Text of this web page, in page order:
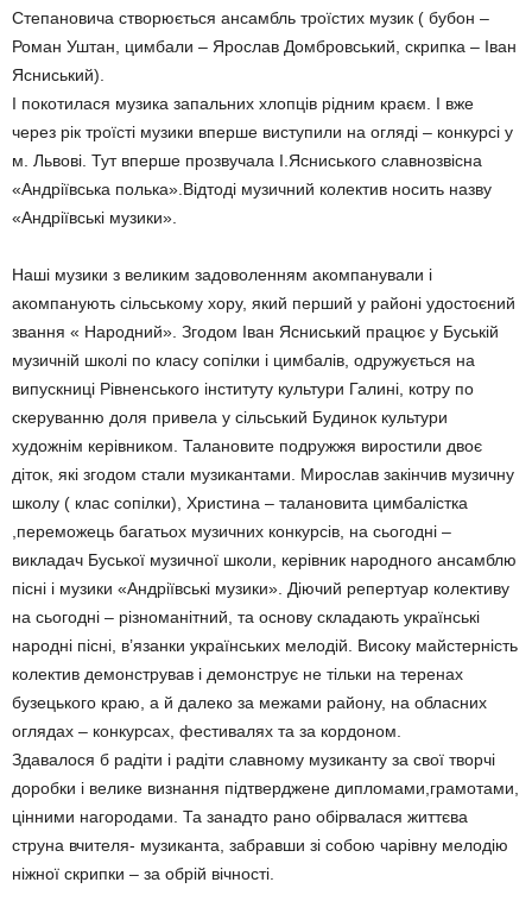
Степановича створюється ансамбль троїстих музик ( бубон –
Роман Уштан, цимбали – Ярослав Домбровський, скрипка – Іван
Ясниський).
І покотилася музика запальних хлопців рідним краєм. І вже
через рік троїсті музики вперше виступили на огляді – конкурсі у
м. Львові. Тут вперше прозвучала І.Ясниського славнозвісна
«Андріївська полька».Відтоді музичний колектив носить назву
«Андріївські музики».
Наші музики з великим задоволенням акомпанували і
акомпанують сільському хору, який перший у районі удостоєний
звання « Народний». Згодом Іван Ясниський працює у Буській
музичній школі по класу сопілки і цимбалів, одружується на
випускниці Рівненського інституту культури Галині, котру по
скеруванню доля привела у сільський Будинок культури
художнім керівником. Талановите подружжя виростили двоє
діток, які згодом стали музикантами. Мирослав закінчив музичну
школу ( клас сопілки), Христина – талановита цимбалістка
,переможець багатьох музичних конкурсів, на сьогодні –
викладач Буської музичної школи, керівник народного ансамблю
пісні і музики «Андріївські музики». Діючий репертуар колективу
на сьогодні – різноманітний, та основу складають українські
народні пісні, в’язанки українських мелодій. Високу майстерність
колектив демонстрував і демонструє не тільки на теренах
бузецького краю, а й далеко за межами району, на обласних
оглядах – конкурсах, фестивалях та за кордоном.
Здавалося б радіти і радіти славному музиканту за свої творчі
доробки і велике визнання підтверджене дипломами,грамотами,
цінними нагородами. Та занадто рано обірвалася життєва
струна вчителя- музиканта, забравши зі собою чарівну мелодію
ніжної скрипки – за обрій вічності.